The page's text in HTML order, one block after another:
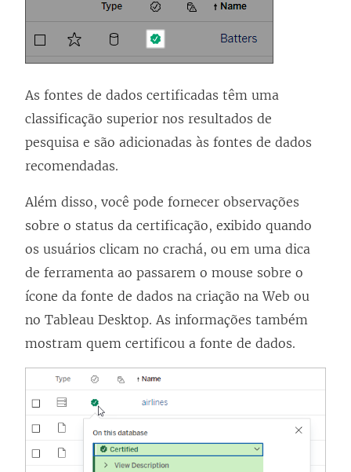
As fontes de dados certificadas têm uma
classificação superior nos resultados de
pesquisa e são adicionadas às fontes de dados
recomendadas.
Além disso, você pode fornecer observações
sobre o status da certificação, exibido quando
os usuários clicam no crachá, ou em uma dica
de ferramenta ao passarem o mouse sobre o
ícone da fonte de dados na criação na Web ou
no Tableau Desktop. As informações também
mostram quem certificou a fonte de dados.